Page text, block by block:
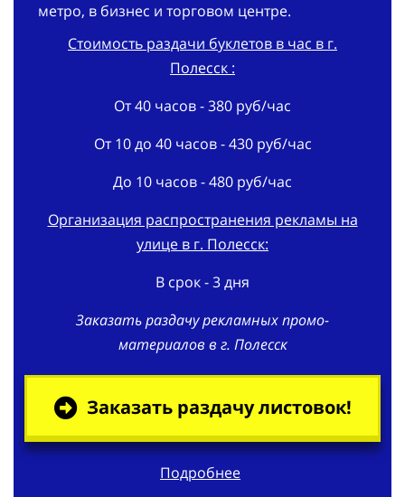
метро, в бизнес и торговом центре.
Стоимость раздачи буклетов в час в г.
Полесск :
От 40 часов - 380 руб/час
От 10 до 40 часов - 430 руб/час
До 10 часов - 480 руб/час
Организация распространения рекламы на
улице в г. Полесск:
В срок - 3 дня
Заказать раздачу рекламных промо-
материалов в г. Полесск
Заказать раздачу листовок!
Подробнее